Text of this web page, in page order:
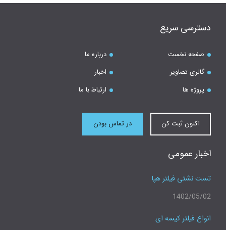
دسترسی سریع
صفحه نخست
درباره ما
گالری تصاویر
اخبار
پروژه ها
ارتباط با ما
اکنون ثبت کن در تماس بودن
اخبار عمومی
تست نشتی فیلتر هپا
1402/05/02
انواع فیلتر کیسه ای